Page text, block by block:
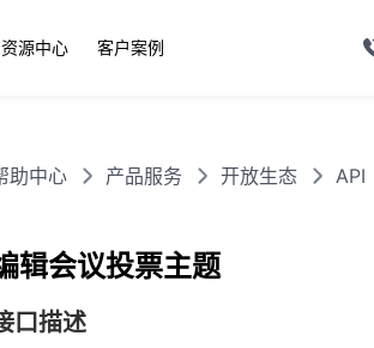
资源中心 客户案例
助中心 产品服务 开放生态 API
辑会议投票主题
口描述